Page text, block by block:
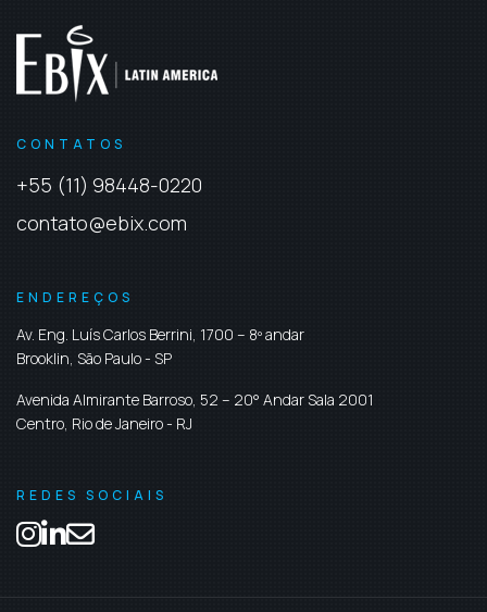
CONTATOS
+55 (11) 98448-0220
contato@ebix.com
ENDEREÇOS
Av. Eng. Luís Carlos Berrini, 1700 – 8º andar
Brooklin, São Paulo- SP
Avenida Almirante Barroso, 52 – 20° Andar Sala 2001
Centro, Rio de Janeiro- RJ
REDES SOCIAIS